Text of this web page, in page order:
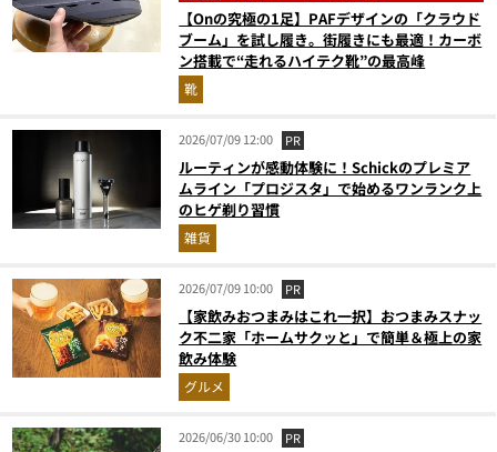
【Onの究極の1足】PAFデザインの「クラウド
ブーム」を試し履き。街履きにも最適！カーボ
ン搭載で“走れるハイテク靴”の最高峰
靴
2026/07/09 12:00 PR
ルーティンが感動体験に！Schickのプレミア
ムライン「プロジスタ」で始めるワンランク上
のヒゲ剃り習慣
雑貨
2026/07/09 10:00 PR
【家飲みおつまみはこれ一択】おつまみスナッ
ク不二家「ホームサクッと」で簡単＆極上の家
飲み体験
グルメ
2026/06/30 10:00 PR